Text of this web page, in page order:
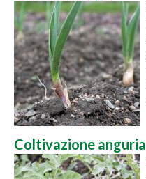
Coltivazione anguria